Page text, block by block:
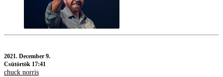
2021. December 9.
Csütörtök 17:41
chuck norris